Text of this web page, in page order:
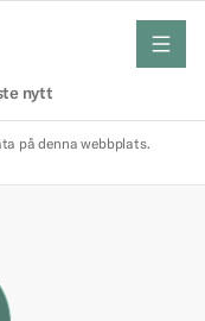
nytt
meny
på denna webbplats.